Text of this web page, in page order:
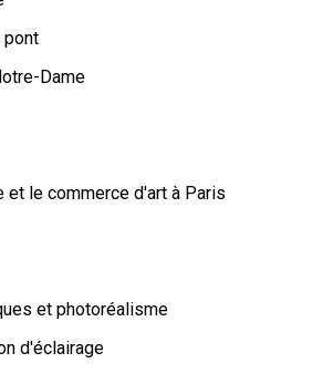
pont
Dame
et le commerce d'art à Paris
et photoréalisme
d'éclairage